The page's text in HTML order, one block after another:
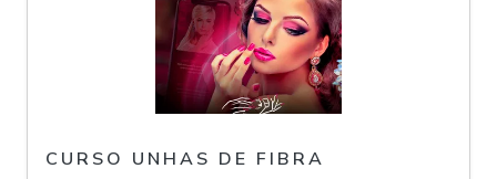
CURSO UNHAS DE FIBRA